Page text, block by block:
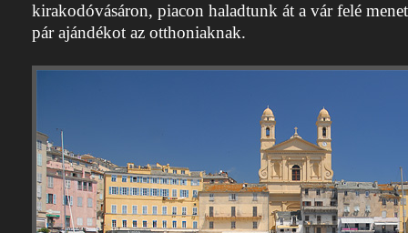
kirakodóvásáron, piacon haladtunk át a vár felé
pár ajándékot az otthoniaknak.